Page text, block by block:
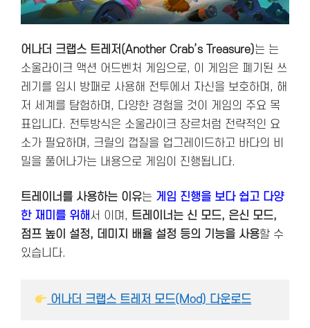
어나더 크랩스 트레저(Another Crab’s Treasure)는 는
소울라이크 액션 어드벤처 게임으로, 이 게임은 폐기된 쓰
레기를 임시 방패로 사용해 전투에서 자신을 보호하며, 해
저 세계를 탐험하며, 다양한 경험을 것이 게임의 주요 목
표입니다. 전투방식은 소울라이크 장르처럼 전략적인 요
소가 필요하며, 크릴의 껍질을 업그레이드하고 바다의 비
밀을 풀어나가는 내용으로 게임이 진행됩니다.
트레이너를 사용하는 이유는 게임 진행을 보다 쉽고 다양
한 재미를 위해서 이며, 트레이너는 신 모드, 은신 모드,
점프 높이 설정, 데미지 배율 설정 등의 기능을 사용할 수
있습니다.
어나더 크랩스 트레저 모드(Mod) 다운로드